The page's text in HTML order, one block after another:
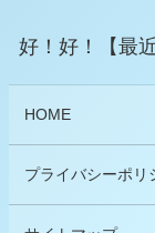
好！好！【最
HOME
プライバシーポリ